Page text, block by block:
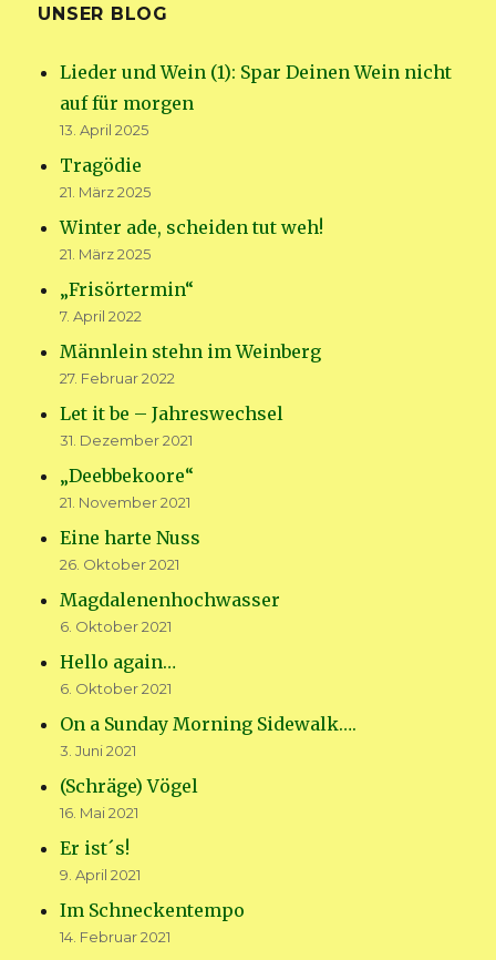
UNSER BLOG
Lieder und Wein (1): Spar Deinen Wein nicht
auf für morgen
13. April 2025
Tragödie
21. März 2025
Winter ade, scheiden tut weh!
21. März 2025
„Frisörtermin“
7. April 2022
Männlein stehn im Weinberg
27. Februar 2022
Let it be – Jahreswechsel
31. Dezember 2021
„Deebbekoore“
21. November 2021
Eine harte Nuss
26. Oktober 2021
Magdalenenhochwasser
6. Oktober 2021
Hello again…
6. Oktober 2021
On a Sunday Morning Sidewalk….
3. Juni 2021
(Schräge) Vögel
16. Mai 2021
Er ist´s!
9. April 2021
Im Schneckentempo
14. Februar 2021